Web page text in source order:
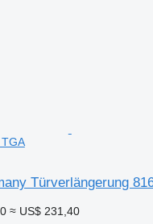
Türverlängerung
≈ US$ 231,40